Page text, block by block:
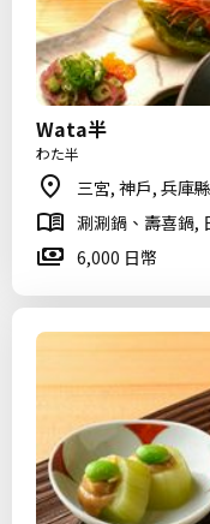
Wata半
わた半
三宮, 神戶, 兵庫縣
涮涮鍋、壽喜鍋,
6,000 日幣